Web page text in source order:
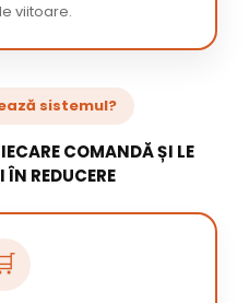
viitoare.
sistemul?
COMANDĂ ȘI LE
REDUCERE